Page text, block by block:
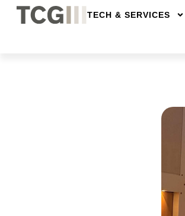
TECH & SERVICES